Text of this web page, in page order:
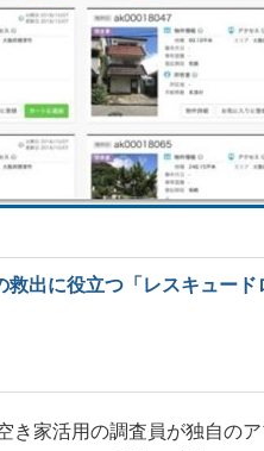
救出に役立つ「レスキュード
家活用の調査員が独自のア